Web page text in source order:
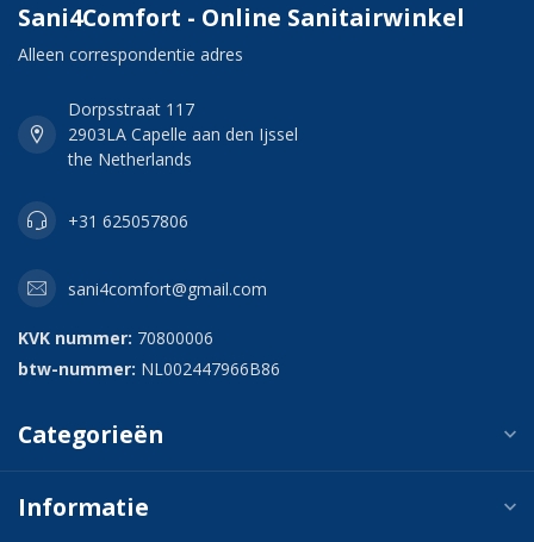
Sani4Comfort - Online Sanitairwinkel
Alleen correspondentie adres
Dorpsstraat 117
2903LA Capelle aan den Ijssel
the Netherlands
+31 625057806
sani4comfort@gmail.com
KVK nummer: 70800006
btw-nummer: NL002447966B86
Categorieën
Informatie